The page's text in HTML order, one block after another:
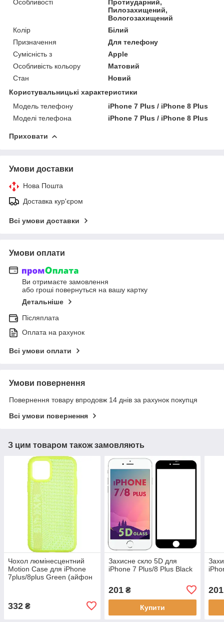
Особливості
Протиударний,
Пилозахищений,
Вологозахищений
Колір
Білий
Призначення
Для телефону
Сумісність з
Apple
Особливість кольору
Матовий
Стан
Новий
Користувальницькі характеристики
Модель телефону
iPhone 7 Plus / iPhone 8 Plus
Моделі телефона
iPhone 7 Plus / iPhone 8 Plus
Приховати
Умови доставки
Нова Пошта
Доставка кур'єром
Всі умови доставки
Умови оплати
Ви отримаєте замовлення
або гроші повернуться на вашу картку
Детальніше
Післяплата
Оплата на рахунок
Всі умови оплати
Умови повернення
Повернення товару впродовж 14 днів за рахунок покупця
Всі умови повернення
З цим товаром також замовляють
Чохол люмінесцентний
Motion Case для iPhone
7plus/8plus Green (айфон
332 ₴
Захисне скло 5D для
iPhone 7 Plus/8 Plus Black
201₴
Купити
201